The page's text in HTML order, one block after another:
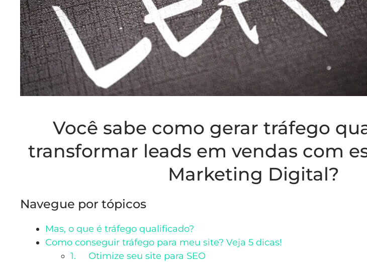
Você sabe como gerar tráfego
transformar leads em vendas com
Marketing Digital?
Navegue por tópicos
Mas, o que é tráfego qualificado?
Como conseguir tráfego para meu site? Veja 5 dicas!
1. Otimize seu site para SEO